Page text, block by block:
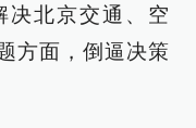
决北京交通、空
方面，倒逼决策